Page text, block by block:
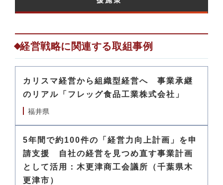
経営戦略に関連する取組事例
カリスマ経営から組織型経営へ 事業承継
のリアル「フレッグ食品工業株式会社」
福井県
5年間で約100件の「経営力向上計画」を申
請支援 自社の経営を見つめ直す事業計画
として活用：木更津商工会議所（千葉県木
更津市）